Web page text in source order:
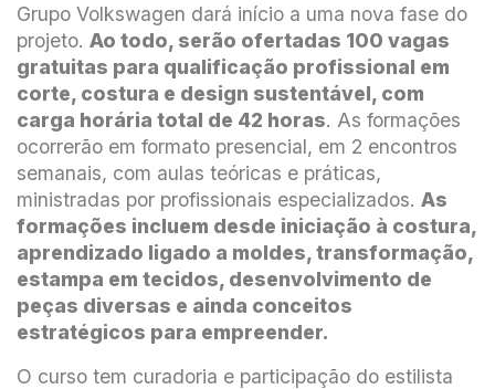
Grupo Volkswagen dará início a uma nova fase do
projeto. Ao todo, serão ofertadas 100 vagas
gratuitas para qualificação profissional em
corte, costura e design sustentável, com
carga horária total de 42 horas. As formações
ocorrerão em formato presencial, em 2 encontros
semanais, com aulas teóricas e práticas,
ministradas por profissionais especializados. As
formações incluem desde iniciação à costura,
aprendizado ligado a moldes, transformação,
estampa em tecidos, desenvolvimento de
peças diversas e ainda conceitos
estratégicos para empreender.
O curso tem curadoria e participação do estilista